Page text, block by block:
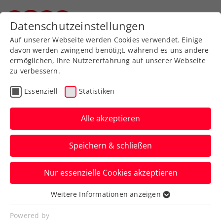
Zurück zur Newsübersicht
ATP
Die Vorbereitungen auf
die LAYJET-OPEN in Bad
Waltersdorf laufen auf
Hochtouren
Sebastian Ofner und Dominic Thiem
haben ihr Kommen schon vor längerer
Zeit angekündigt.
Datenschutzeinstellungen
Auf unserer Webseite werden Cookies verwendet. Einige
davon werden zwingend benötigt, während es uns andere
ermöglichen, Ihre Nutzererfahrung auf unserer Webseite
zu verbessern.
Essenziell Statistiken
Alle akzeptieren
Speichern & schließen
Nur essenzielle Cookies akzeptieren
Essenziell
Essenzielle Cookies werden für grundlegende
Weitere Informationen anzeigen
Powered by